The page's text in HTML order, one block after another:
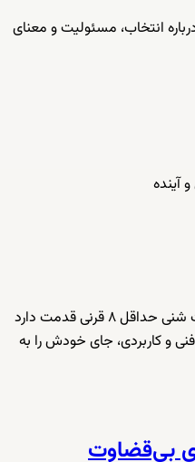
انتخاب، مسئولیت و معنای
آینده
شنهای از دست رفتهاستفاده از ساعت شنی حداقل ۸ قرنی قدمت دارد
فنی و کاربردی، جای خودش را به
بی‌قضاوت